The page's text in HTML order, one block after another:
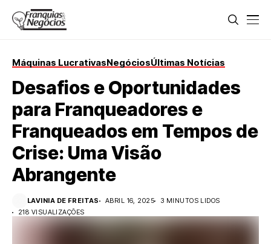
Máquinas LucrativasNegóciosÚltimas Notícias
Desafios e Oportunidades
para Franqueadores e
Franqueados em Tempos de
Crise: Uma Visão
Abrangente
LAVINIA DE FREITAS ABRIL 16, 2025
3 MINUTOS LIDOS
218 VISUALIZAÇÕES